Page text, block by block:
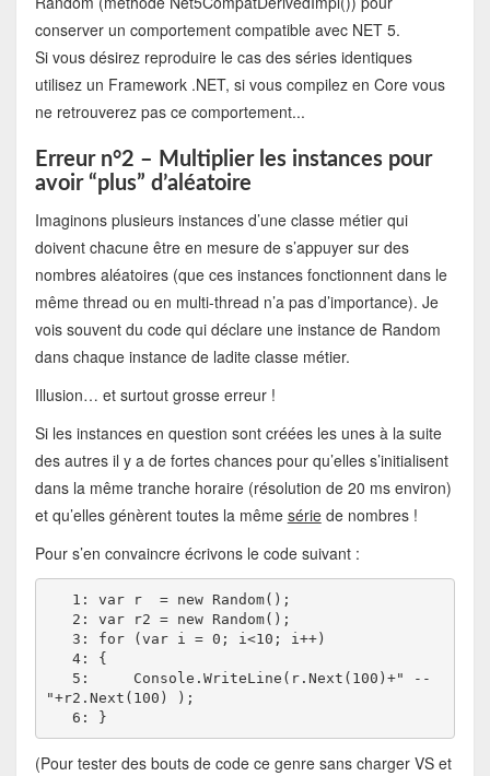
conserver un comportement compatible avec NET 5.
Si vous désirez reproduire le cas des séries identiques
utilisez un Framework .NET, si vous compilez en Core vous
ne retrouverez pas ce comportement...
Erreur n°2 – Multiplier les instances pour
avoir “plus” d’aléatoire
Imaginons plusieurs instances d’une classe métier qui
doivent chacune être en mesure de s’appuyer sur des
nombres aléatoires (que ces instances fonctionnent dans le
même thread ou en multi-thread n’a pas d’importance). Je
vois souvent du code qui déclare une instance de Random
dans chaque instance de ladite classe métier.
Illusion… et surtout grosse erreur !
Si les instances en question sont créées les unes à la suite
des autres il y a de fortes chances pour qu’elles s’initialisent
dans la même tranche horaire (résolution de 20 ms environ)
et qu’elles génèrent toutes la même sériede nombres !
Pour s’en convaincre écrivons le code suivant :
   1:
var r  = new Random();
   2: var r2 =
new Random();
   3:
for (var i = 0; i<10; i++)
   4: {
   5:     Console.WriteLine(r.Next(100)+
" --
"+r2.Next(100) );
   6: }
(Pour tester des bouts de code ce genre sans charger VS et